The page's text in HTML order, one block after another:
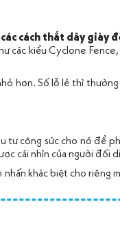
các cách thắt dây giày
các kiểu Cyclone
hơn. Số lỗ lẻ thì
tư công sức cho nó để
cái nhìn của người đối
khác biệt cho riêng